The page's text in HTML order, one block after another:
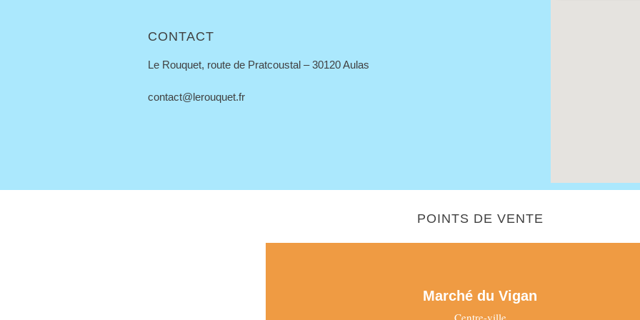
CONTACT
Le Rouquet, route de Pratcoustal – 30120 Aulas
contact@lerouquet.fr
POINTS DE VENTE